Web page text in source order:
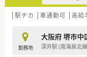
とサポートしてい
■ご経験やスキル
皆さんと円滑に
めておられます。
駅チカ 車通勤可 高給
勤務地
大阪府 堺市中
深井駅 (南海泉北